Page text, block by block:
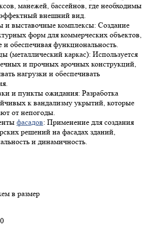
манежей, бассейнов, где необходимы
внешний вид.
и выставочные комплексы: Создание
форм для коммерческих объектов,
обеспечивая функциональность.
(металлический каркас): Используется
и прочных арочных конструкций,
нагрузки и обеспечивать
и пункты ожидания: Разработка
к вандализму укрытий, которые
от непогоды.
фасадов: Применение для создания
решений на фасадах зданий,
и динамичность.
в размер